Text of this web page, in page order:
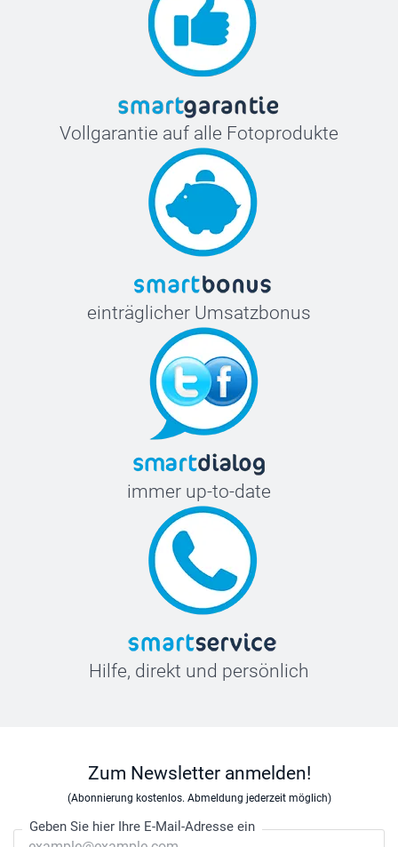
Vollgarantie auf alle Fotoprodukte
einträglicher Umsatzbonus
immer up-to-date
Hilfe, direkt und persönlich
Zum Newsletter anmelden!
(Abonnierung kostenlos. Abmeldung jederzeit möglich)
Geben Sie hier Ihre E-Mail-Adresse ein